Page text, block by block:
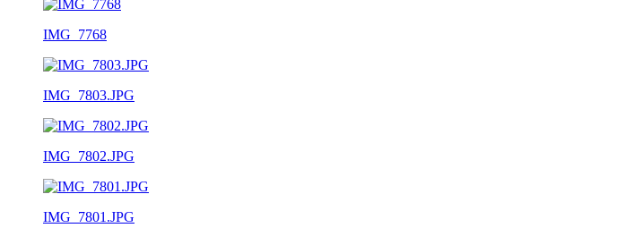
IMG_7768
IMG_7803.JPG
IMG_7802.JPG
IMG_7801.JPG